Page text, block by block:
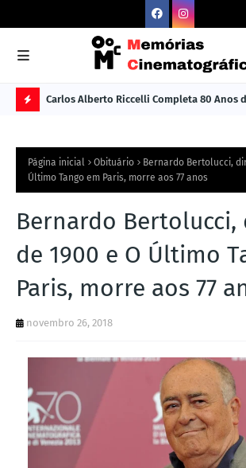
L
TI
M
A
S
O
A
S
Carlos Alberto Riccelli Completa 80 Anos
Página inicial Obituário
Bernardo Bertolucci,
Último Tango em Paris, morre aos 77 anos
Bernardo
de 1900 e O Último
Paris, morre aos 77
novembro 26, 2018